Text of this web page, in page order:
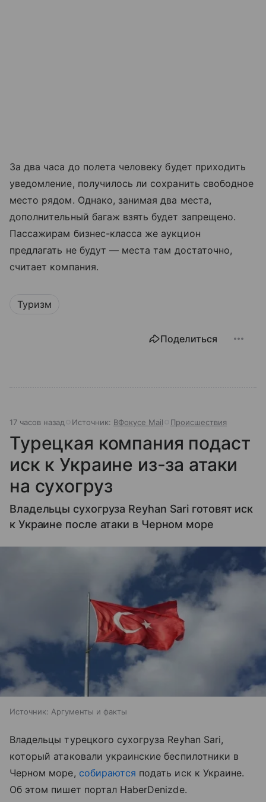
За два часа до полета человеку будет приходить
уведомление, получилось ли сохранить свободное
место рядом. Однако, занимая два места,
дополнительный багаж взять будет запрещено.
Пассажирам бизнес-класса же аукцион
предлагать не будут — места там достаточно,
считает компания.
Туризм
Поделиться
17 часов назад Источник: ВФокусе Mail Происшествия
Турецкая компания подаст
иск к Украине из-за атаки
на сухогруз
Владельцы сухогруза Reyhan Sari готовят иск
к Украине после атаки в Черном море
Источник: Аргументы и факты
Владельцы турецкого сухогруза Reyhan Sari,
который атаковали украинские беспилотники в
Черном море, собираются подать иск к Украине.
Об этом пишет портал HaberDenizde.